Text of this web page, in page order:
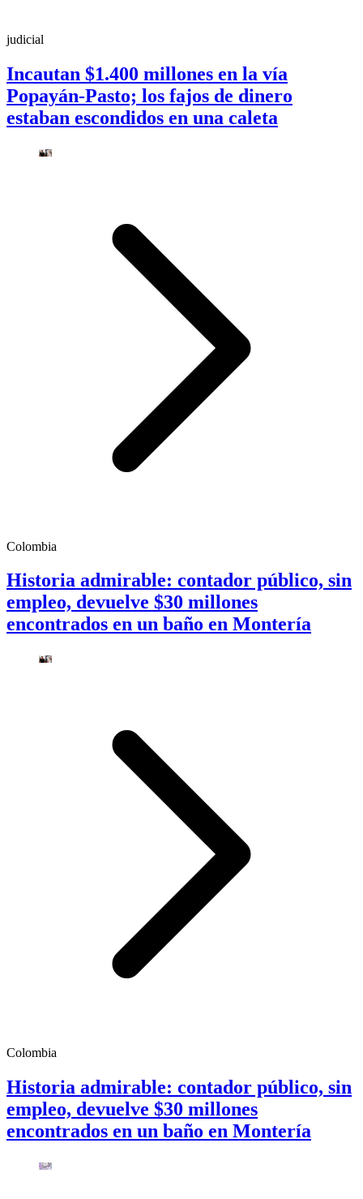
judicial
Incautan $1.400 millones en la vía
Popayán-Pasto; los fajos de dinero
estaban escondidos en una caleta
Colombia
Historia admirable: contador público, sin
empleo, devuelve $30 millones
encontrados en un baño en Montería
Colombia
Historia admirable: contador público, sin
empleo, devuelve $30 millones
encontrados en un baño en Montería